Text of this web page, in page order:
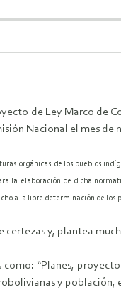
de Ley Marco de
Nacional el mes de
orgánicas de los pueblos
la elaboración de dicha
a la libre determinación de los
certezas y, plantea
como: “Planes,
y población,